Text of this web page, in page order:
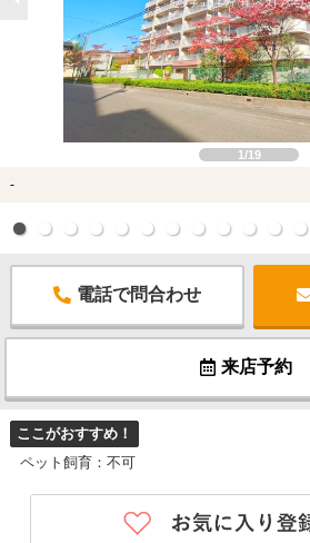
1/19
-
電話で問合わせ
来店予約
ここがおすすめ！
ペット飼育：不可